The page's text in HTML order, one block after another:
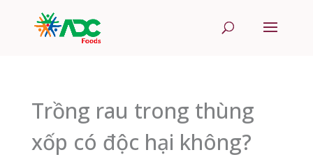
Trồng rau trong thùng
xốp có độc hại không?